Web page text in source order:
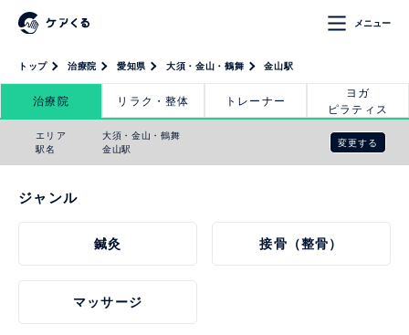
メニュー
トップ 治療院 愛知県 大須・金山・鶴舞 金山駅
治療院 リラク・整体 トレーナー
ヨガ
ピラティス
エリア
駅名
大須・金山・鶴舞
金山駅
変更する
ジャンル
鍼灸 接骨（整骨）
マッサージ